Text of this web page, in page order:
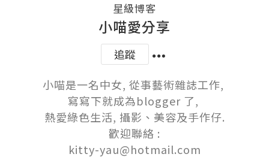
星級博客
小喵愛分享
追蹤
小喵是一名中女, 從事藝術雜誌工作,
寫寫下就成為blogger 了,
熱愛綠色生活, 攝影、美容及手作仔.
歡迎聯絡 :
kitty-yau@hotmail.com